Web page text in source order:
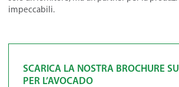
impeccabili.
SCARICA LA NOSTRA BROCHURE
PER L’AVOCADO